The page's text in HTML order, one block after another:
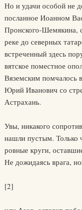
Но и удачи особой не
посланное Иоанном
Пронского-Шемякина,
реке до северных
встреченный здесь
вятское поместное
Вяземским помчалось
Юрий Иванович со
Астрахань.
Увы, никакого
нашли пустым. Только
ровные круги,
Не дожидаясь врага,
[2]